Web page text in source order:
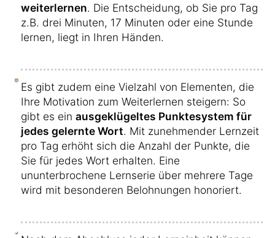
weiterlernen. Die Entscheidung, ob Sie pro Tag
z.B. drei Minuten, 17 Minuten oder eine Stunde
lernen, liegt in Ihren Händen.
Es gibt zudem eine Vielzahl von Elementen, die
Ihre Motivation zum Weiterlernen steigern: So
gibt es ein ausgeklügeltes Punktesystem für
jedes gelernte Wort. Mit zunehmender Lernzeit
pro Tag erhöht sich die Anzahl der Punkte, die
Sie für jedes Wort erhalten. Eine
ununterbrochene Lernserie über mehrere Tage
wird mit besonderen Belohnungen honoriert.